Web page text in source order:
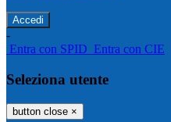
-
Entra con SPID Entra con CIE
Seleziona utente
button close ×